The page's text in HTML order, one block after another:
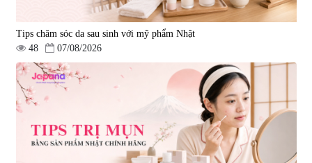
Tips chăm sóc da sau sinh với mỹ phẩm Nhật
48
07/08/2026